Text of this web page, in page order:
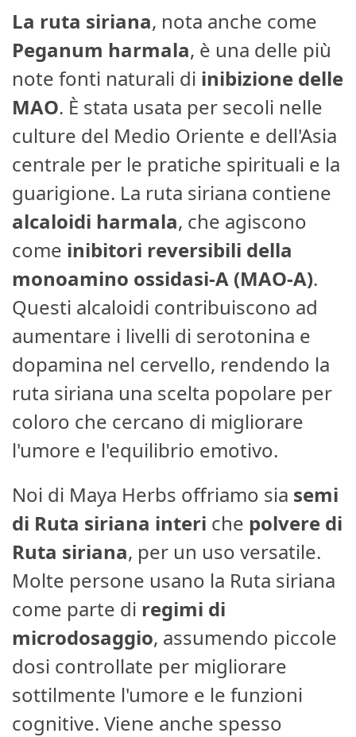
La ruta siriana, nota anche come
Peganum harmala, è una delle più
note fonti naturali di inibizione delle
MAO. È stata usata per secoli nelle
culture del Medio Oriente e dell'Asia
centrale per le pratiche spirituali e la
guarigione. La ruta siriana contiene
alcaloidi harmala, che agiscono
come inibitori reversibili della
monoamino ossidasi-A (MAO-A).
Questi alcaloidi contribuiscono ad
aumentare i livelli di serotonina e
dopamina nel cervello, rendendo la
ruta siriana una scelta popolare per
coloro che cercano di migliorare
l'umore e l'equilibrio emotivo.
Noi di Maya Herbs offriamo sia semi
di Ruta siriana interi che polvere di
Ruta siriana, per un uso versatile.
Molte persone usano la Ruta siriana
come parte di regimi di
microdosaggio, assumendo piccole
dosi controllate per migliorare
sottilmente l'umore e le funzioni
cognitive. Viene anche spesso